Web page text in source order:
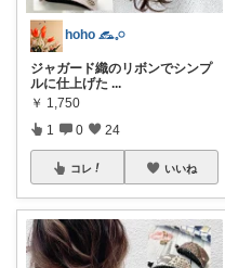
hoho 𓃺𓈒𓏸
ジャガード織のリボンでシンプ
ルに仕上げた ...
￥ 1,750
1 0 24
コレ いいね